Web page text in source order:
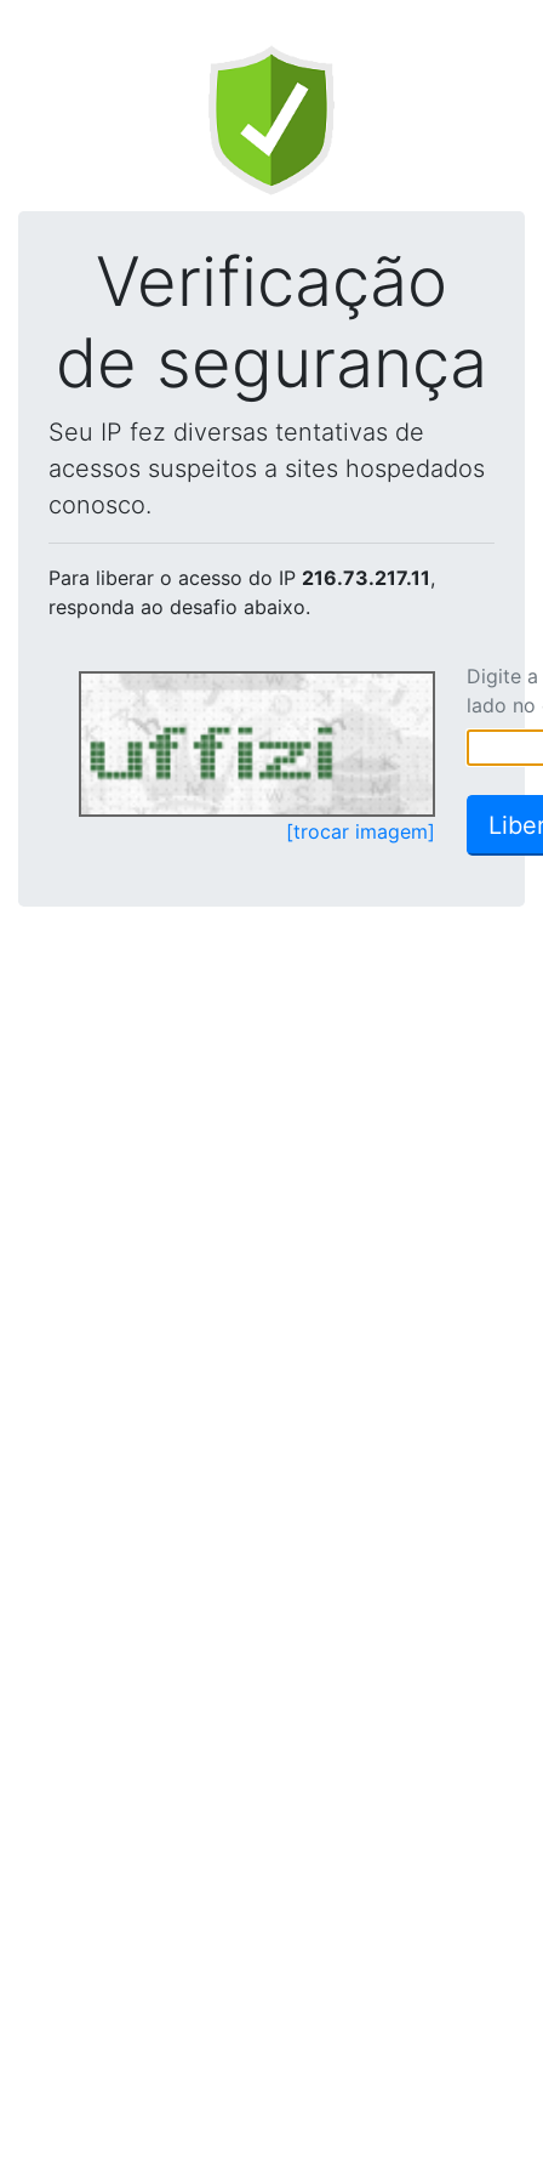
Verificação
de segurança
Seu IP fez diversas tentativas de
acessos suspeitos a sites hospedados
conosco.
Para liberar o acesso do IP 216.73.217.11,
responda ao desafio abaixo.
[trocar imagem]
Digite
lado no